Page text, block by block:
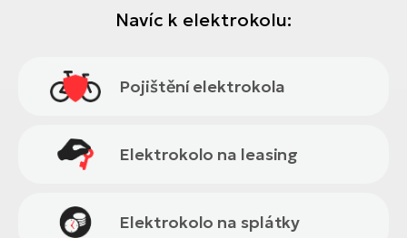
Navíc k elektrokolu:
Pojištění elektrokola
Elektrokolo na leasing
Elektrokolo na splátky